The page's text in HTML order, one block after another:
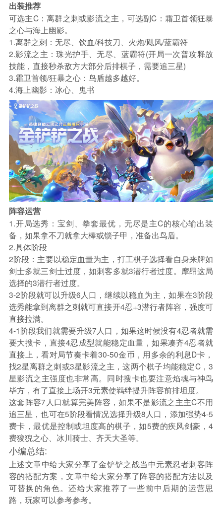
出装推荐
可选主C：离群之刺或影流之主，可选副C：霜卫首领狂暴
之心与海上幽影。
1.离群之刺：无尽、饮血/科技刀、火炮/飓风/蓝霸符
2.影流之主：珠光护手、无尽、蓝霸符(开局一次普攻释放
技能，直接秒杀敌方大部分后排棋子，需要追三星)
3.霜卫首领/狂暴之心：鸟盾越多越好。
4.海上幽影：冰心、鬼书
阵容运营
1.开局选秀：宝剑、拳套最优，无尽是主C的核心输出装
备，如果拿不刀就拿大棒或锁子甲，准备出鸟盾。
2.具体阶段
2阶段：主要以稳定血量为主，打工棋子选择看自身来牌如
剑士多就三剑士过度，如刺客多就3潜行者过度。摩昂这局
选择的3潜行者过度。
3-2阶段就可以升级6人口，继续以稳血为主，如果在3阶段
选秀能拿到离群之刺就可直接开4忍+3潜行者阵容，强度可
直接拉满。
4-1阶段我们就需要升级7人口，如果这时候没有4忍者就需
要大搜卡，直接4忍成型就能稳定血量，如果凑齐4忍者就
直接上，看对局节奏卡着30-50金币，用多余的利息D卡，
找2星离群之刺或3星影流之主，这两个棋子均能稳定C，3
星影流之主强度也非常高。同时搜卡也要注意焰魂与神鸟
毕方，有了直接上场开3元素使羁绊提升阵容前排坦度。
这套阵容7人口就算完美阵容，如果不是影流之主主C不用
追三星，也可在5阶段看情况选择升级8人口，添加强势4-5
费卡，最优是控制或坦度高的棋子，如5费的疾风剑豪，4
费狻猊之心、冰川骑士、齐天大圣等。
小编总结:
上述文章中给大家分享了金铲铲之战当中元素忍者刺客阵
容的搭配方案，文章中给大家分享了阵容的搭配方法以及
可替换的角色。还给大家推荐了一些前中后期的运营思
路，玩家可以参考参考。